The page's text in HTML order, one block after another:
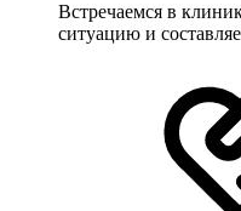
Встречаемся в
ситуацию и